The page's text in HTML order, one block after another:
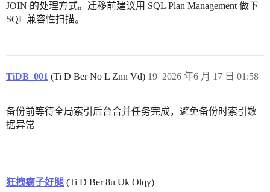
JOIN 的处理方式。迁移前建议用 SQL Plan Management 做下
SQL 兼容性扫描。
TiDB_001 (Ti D Ber No L Znn Vd) 2026 年6 月 17 日 01:58
19
备份前等待全局索引后台合并任务完成，避免备份时索引数
据异常
狂拽瘸子好腿 (Ti D Ber 8u Uk Olqy)